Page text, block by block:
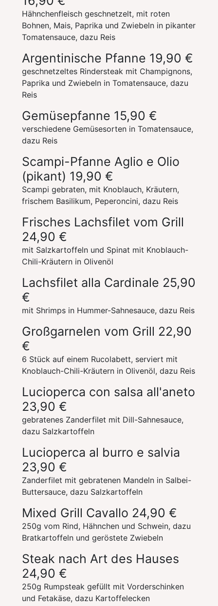
Hähnchenfleisch geschnetzelt, mit roten
Bohnen, Mais, Paprika und Zwiebeln in pikanter
Tomatensauce, dazu Reis
Argentinische Pfanne 19,90 €
geschnetzeltes Rindersteak mit Champignons,
Paprika und Zwiebeln in Tomatensauce, dazu
Reis
Gemüsepfanne 15,90 €
verschiedene Gemüsesorten in Tomatensauce,
dazu Reis
Scampi-Pfanne Aglio e Olio
(pikant) 19,90 €
Scampi gebraten, mit Knoblauch, Kräutern,
frischem Basilikum, Peperoncini, dazu Reis
Frisches Lachsfilet vom Grill
24,90 €
mit Salzkartoffeln und Spinat mit Knoblauch-
Chili-Kräutern in Olivenöl
Lachsfilet alla Cardinale 25,90
€
mit Shrimps in Hummer-Sahnesauce, dazu Reis
Großgarnelen vom Grill 22,90
€
6 Stück auf einem Rucolabett, serviert mit
Knoblauch-Chili-Kräutern in Olivenöl, dazu Reis
Lucioperca con salsa all'aneto
23,90 €
gebratenes Zanderfilet mit Dill-Sahnesauce,
dazu Salzkartoffeln
Lucioperca al burro e salvia
23,90 €
Zanderfilet mit gebratenen Mandeln in Salbei-
Buttersauce, dazu Salzkartoffeln
Mixed Grill Cavallo 24,90 €
250g vom Rind, Hähnchen und Schwein, dazu
Bratkartoffeln und geröstete Zwiebeln
Steak nach Art des Hauses
24,90 €
250g Rumpsteak gefüllt mit Vorderschinken
und Fetakäse, dazu Kartoffelecken